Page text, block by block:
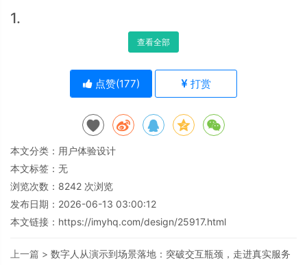
1.
查看全部
点赞(177) 打赏
本文分类： 用户体验设计
本文标签：无
浏览次数： 8242 次浏览
发布日期：2026-06-13 03:00:12
本文链接： https://imyhq.com/design/25917.html
上一篇 > 数字人从演示到场景落地：突破交互瓶颈，走进真实服务